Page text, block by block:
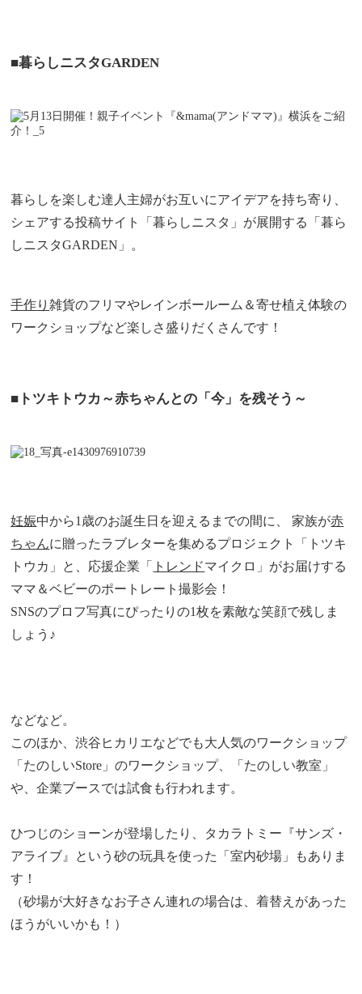
■暮らしニスタGARDEN
暮らしを楽しむ達人主婦がお互いにアイデアを持ち寄り、
シェアする投稿サイト「暮らしニスタ」が展開する「暮ら
しニスタGARDEN」。
手作り雑貨のフリマやレインボールーム＆寄せ植え体験の
ワークショップなど楽しさ盛りだくさんです！
■トツキトウカ～赤ちゃんとの「今」を残そう～
妊娠中から1歳のお誕生日を迎えるまでの間に、 家族が赤
ちゃんに贈ったラブレターを集めるプロジェクト「トツキ
トウカ」と、応援企業「
トレンドマイクロ」がお届けする
ママ＆ベビーのポートレート撮影会！
SNSのプロフ写真にぴったりの1枚を素敵な笑顔で残しま
しょう♪
などなど。
このほか、渋谷ヒカリエなどでも大人気のワークショップ
「たのしいStore」のワークショップ、「たのしい教室」
や、企業ブースでは試食も行われます。
ひつじのショーンが登場したり、タカラトミー『サンズ・
アライブ』という砂の玩具を使った「室内砂場」もありま
す！
（砂場が大好きなお子さん連れの場合は、着替えがあった
ほうがいいかも！）